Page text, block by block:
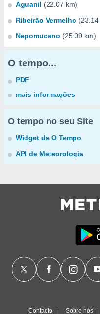
Aguanil (22.07 km)
Ribeirão Vermelho (23.14
Nepomuceno (25.09 km)
O tempo...
PDF
mais informações
O tempo no seu Site
Widget de O Tempo
API de Meteorologia
Contacto Sobre nós